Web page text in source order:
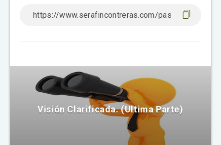
Visión Clarificada. (Ultima Parte)